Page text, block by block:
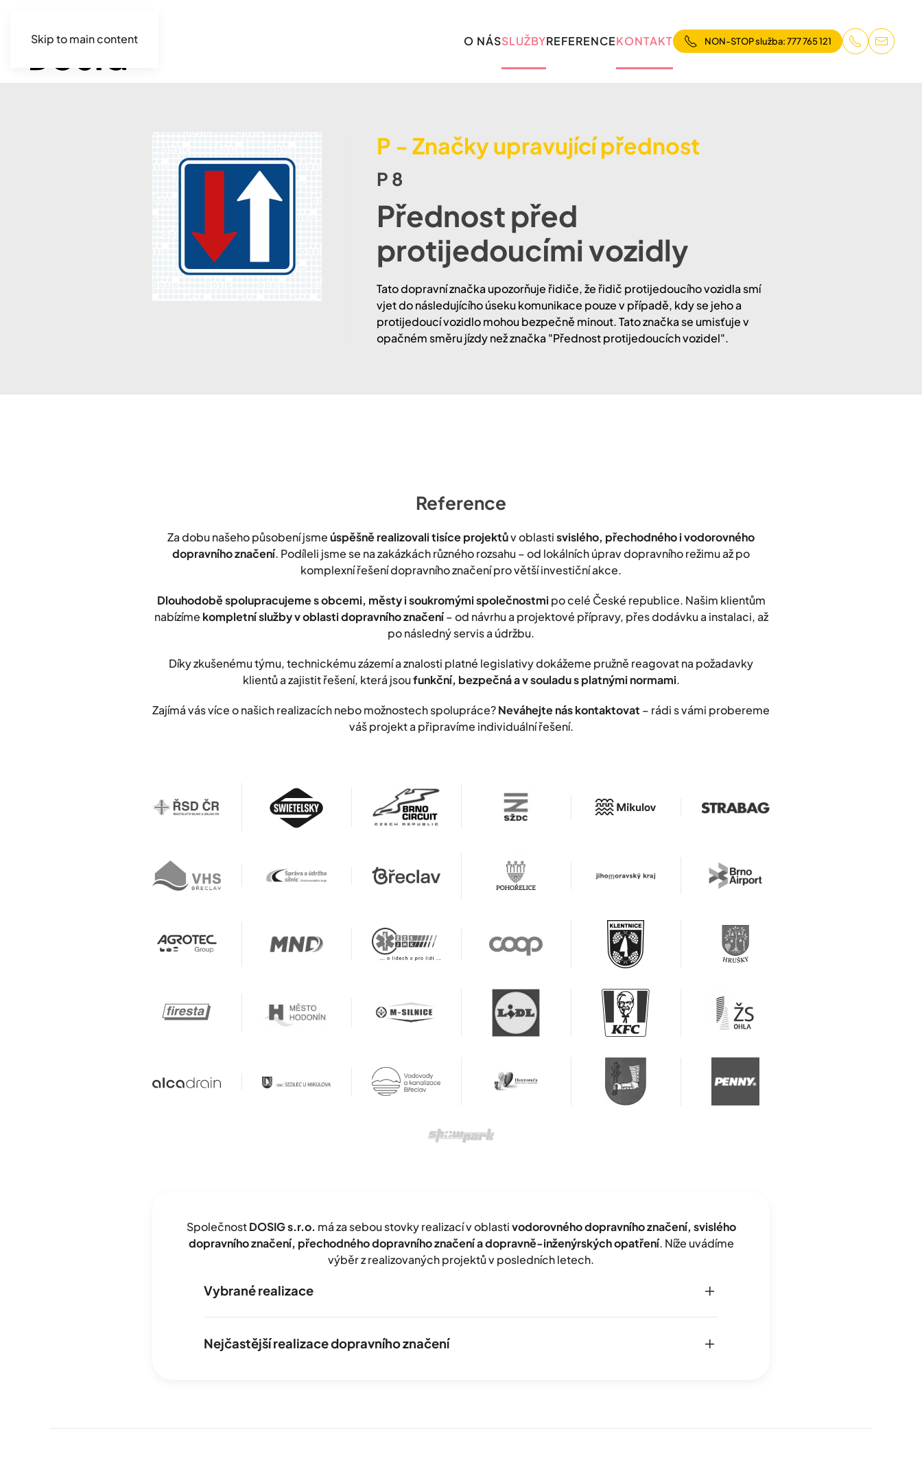
Skip to main content O NÁSSLUŽBYREFERENCEKONTAKT NON-STOP služba: 777 765 121
P - Značky upravující přednost
P 8
Přednost před
protijedoucími vozidly
Tato dopravní značka upozorňuje řidiče, že řidič protijedoucího vozidla smí
vjet do následujícího úseku komunikace pouze v případě, kdy se jeho a
protijedoucí vozidlo mohou bezpečně minout. Tato značka se umisťuje v
opačném směru jízdy než značka "Přednost protijedoucích vozidel".
Reference
Za dobu našeho působení jsmeúspěšně realizovali tisíce projektův oblastisvislého, přechodného i vodorovného
dopravního značení. Podíleli jsme se na zakázkách různého rozsahu – od lokálních úprav dopravního režimu až po
komplexní řešení dopravního značení pro větší investiční akce.
Dlouhodobě spolupracujeme s obcemi, městy i soukromými společnostmi po celé České republice. Našim klientům
nabízíme kompletní služby v oblasti dopravního značení– od návrhu a projektové přípravy, přes dodávku a instalaci, až
po následný servis a údržbu.
Díky zkušenému týmu, technickému zázemí a znalosti platné legislativy dokážeme pružně reagovat na požadavky
klientů a zajistit řešení, která jsoufunkční, bezpečná a v souladu s platnými normami.
Zajímá vás více o našich realizacích nebo možnostech spolupráce?Neváhejte nás kontaktovat – rádi s vámi probereme
váš projekt a připravíme individuální řešení.
SpolečnostDOSIG s.r.o. má za sebou stovky realizací v oblastivodorovného dopravního značení, svislého
dopravního značení, přechodného dopravního značení a dopravně-inženýrských opatření. Níže uvádíme
výběr z realizovaných projektů v posledních letech.
Vybrané realizace
Nejčastější realizace dopravního značení